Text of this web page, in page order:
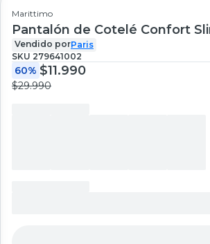
Marittimo
Pantalón de Cotelé Confort
Vendido porParis
SKU 279641002
60% $11.990
$29.990